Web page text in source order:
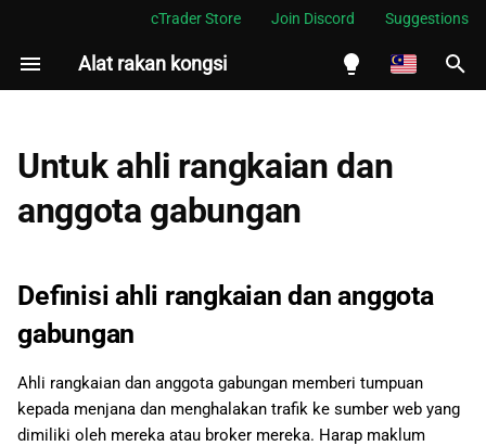
cTrader Store Join Discord Suggestions
Alat rakan kongsi
Español
Melayu
Tiếng Việt
한국어
S
a
c
r
i
a
Untuk ahli rangkaian dan
anggota gabungan
Definisi ahli rangkaian dan anggota
gabungan
Ahli rangkaian dan anggota gabungan memberi tumpuan
kepada menjana dan menghalakan trafik ke sumber web yang
dimiliki oleh mereka atau broker mereka. Harap maklum